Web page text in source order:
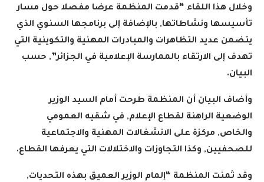
وخلال هذا اللقاء “قدمت المنظمة عرضا مفصلا حول مسار
تأسيسها ونشاطاتها, بالإضافة إلى برنامجها السنوي الذي
يتضمن عديد التظاهرات والمبادرات المهنية والتكوينية التي
تهدف إلى الارتقاء بالممارسة الإعلامية في الجزائر”, حسب
البيان.
وأضاف البيان أن المنظمة طرحت أمام السيد الوزير
الوضعية الراهنة لقطاع الإعلام, في شقيه العمومي
والخاص, مركزة على الانشغالات المهنية والاجتماعية
للصحفيين, وكذا التجاوزات والاختلالات التي يعرفها القطاع.
وقد ثمنت المنظمة “إلمام الوزير العميق بهذه التحديات,